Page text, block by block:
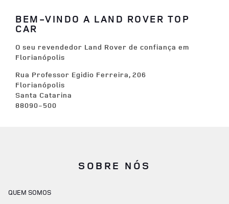
BEM-VINDO A LAND ROVER TOP
CAR
O seu revendedor Land Rover de confiança em
Florianópolis
Rua Professor Egidio Ferreira, 206
Florianópolis
Santa Catarina
88090-500
SOBRE NÓS
QUEM SOMOS